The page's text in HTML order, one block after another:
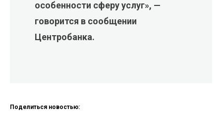
особенности сферу услуг», —
говорится в сообщении
Центробанка.
Поделиться новостью: